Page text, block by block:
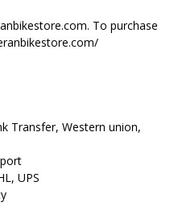
To purchase
Transfer, Western union,
UPS